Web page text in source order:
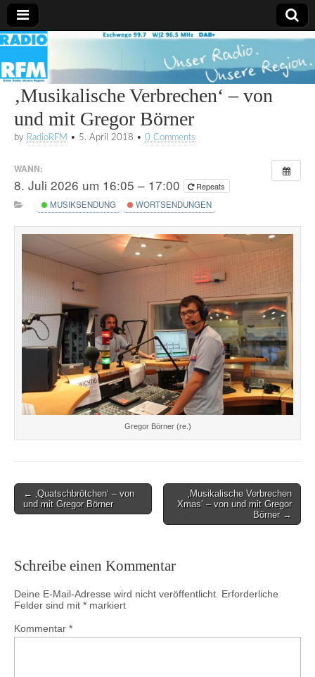
Radio
RFM
‚Musikalische Verbrechen‘ – von
und mit Gregor Börner
by RadioRFM • 5. April 2018 • 0 Comments
WANN:
8. Juli 2026 um 16:05 – 17:00
Repeats
MUSIKSENDUNG
WORTSENDUNGEN
Gregor Börner (re.)
Post
navigation
← ‚Quatschbrötchen‘ – von
und mit Gregor Börner
‚Musikalische Verbrechen
Xmas‘ – von und mit Gregor
Börner →
Schreibe einen Kommentar
Deine E-Mail-Adresse wird nicht veröffentlicht. Erforderliche
Felder sind mit * markiert
Kommentar *